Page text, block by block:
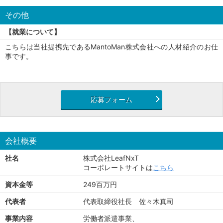
その他
【就業について】
こちらは当社提携先であるMantoMan株式会社への人材紹介のお仕
事です。
応募フォーム
会社概要
社名
株式会社LeafNxT
コーポレートサイトはこちら
資本金等
249百万円
代表者
代表取締役社長 佐々木真司
事業内容
労働者派遣事業、